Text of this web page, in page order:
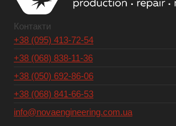
Контакти
+38 (095) 413-72-54
+38 (068) 838-11-36
+38 (050) 692-86-06
+38 (068) 841-66-53
info@novaengineering.com.ua